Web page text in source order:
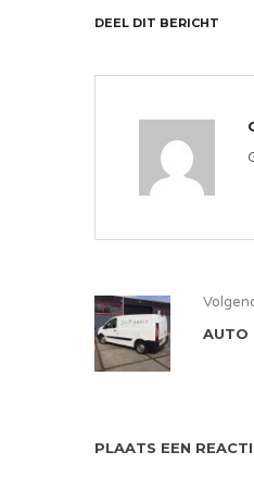
DEEL DIT BERICHT
AUTO
PLAATS EEN